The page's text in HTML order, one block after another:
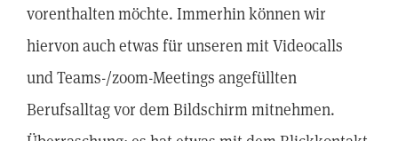
vorenthalten möchte. Immerhin können wir
hiervon auch etwas für unseren mit Videocalls
und Teams-/zoom-Meetings angefüllten
Berufsalltag vor dem Bildschirm mitnehmen.